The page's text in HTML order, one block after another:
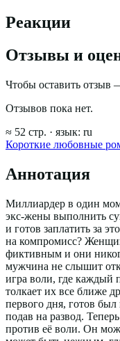
Реакции
Отзывы и
Чтобы оставить отзыв
Отзывов пока нет.
≈ 52 стр. · язык: ru
Короткие любовные
Аннотация
Миллиардер в один
экс-жены выполнить
и готов заплатить за
на компромисс?
фиктивным и они
мужчина не слышит
игра воли, где каждый
толкает их все ближе
первого дня, готов был
подав на развод.
против её воли. Он